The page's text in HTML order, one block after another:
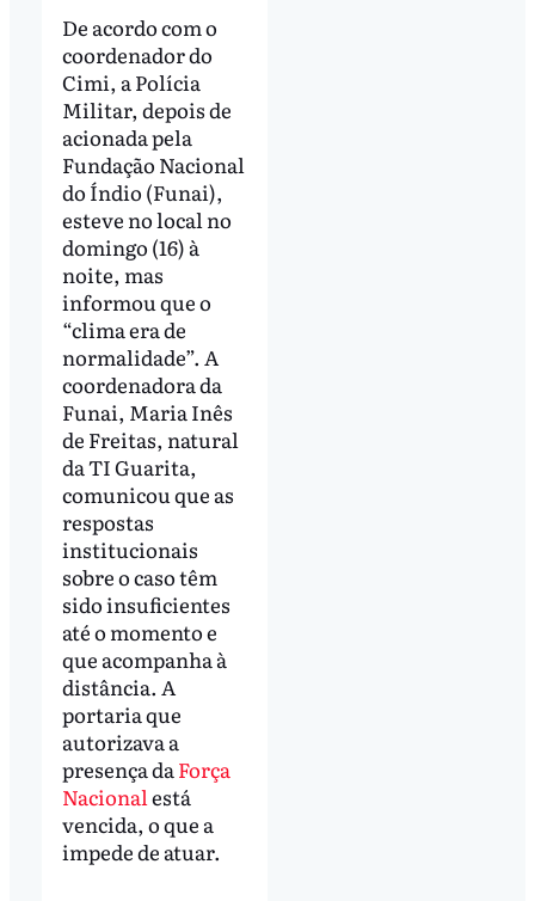
De acordo com o
coordenador do
Cimi, a Polícia
Militar, depois de
acionada pela
Fundação Nacional
do Índio (Funai),
esteve no local no
domingo (16) à
noite, mas
informou que o
“clima era de
normalidade”. A
coordenadora da
Funai, Maria Inês
de Freitas, natural
da TI Guarita,
comunicou que as
respostas
institucionais
sobre o caso têm
sido insuficientes
até o momento e
que acompanha à
distância. A
portaria que
autorizava a
presença daForça
Nacionalestá
vencida, o que a
impede de atuar.